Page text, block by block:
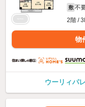
敷 不
2階 /
物
ウーリィパ